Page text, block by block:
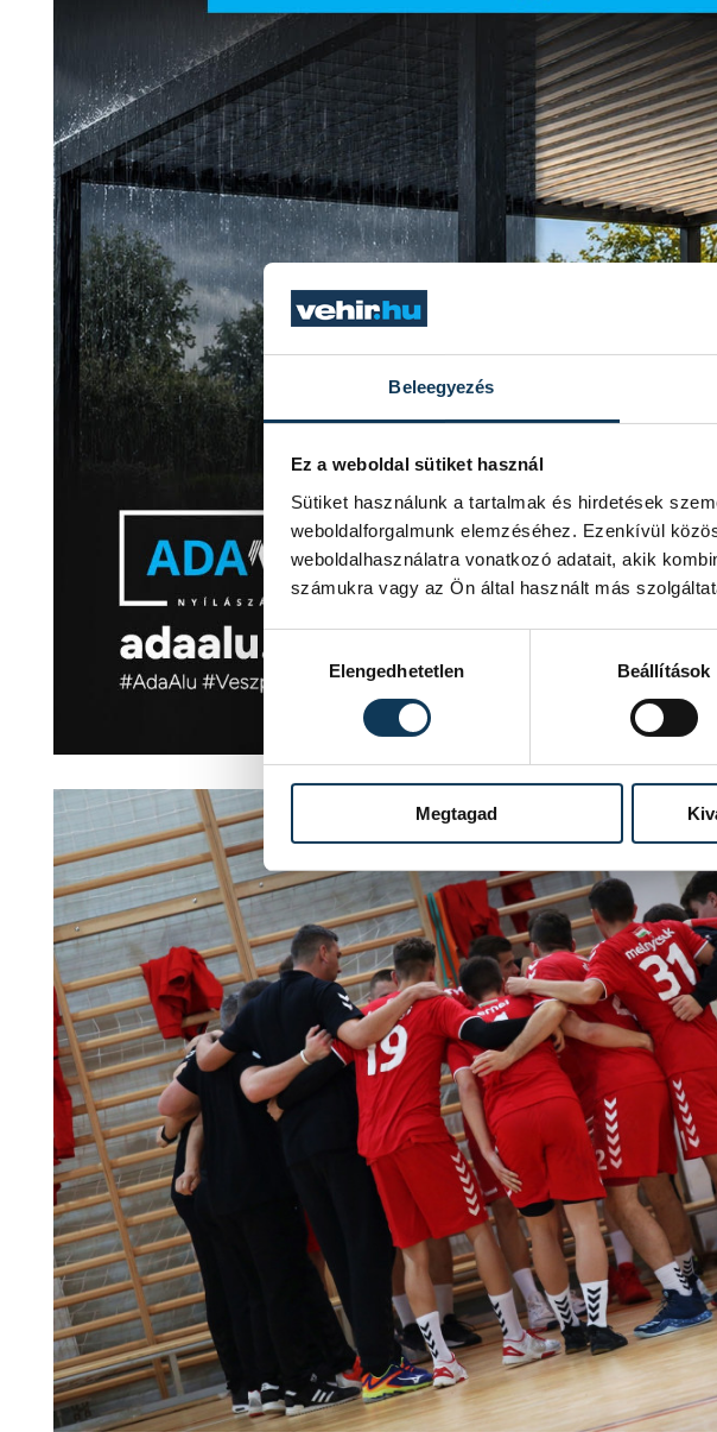
Beleegyezés
Ez a weboldal sütiket használ
Sütiket használunk a tartalmak és hirdetések
weboldalforgalmunk elemzéséhez. Ezenkívül
weboldalhasználatra vonatkozó adatait, akik
számukra vagy az Ön által használt más
Elengedhetetlen
Beállítások
Megtagad